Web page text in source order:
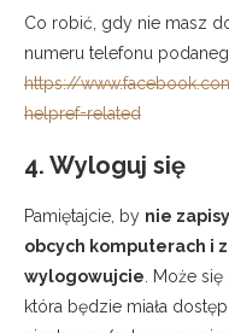
Co robić, gdy nie masz
numeru telefonu
https://
helpref=related
4. Wyloguj się
Pamiętajcie, by nie
obcych komputerach i
wylogowujcie . Może
która będzie miała